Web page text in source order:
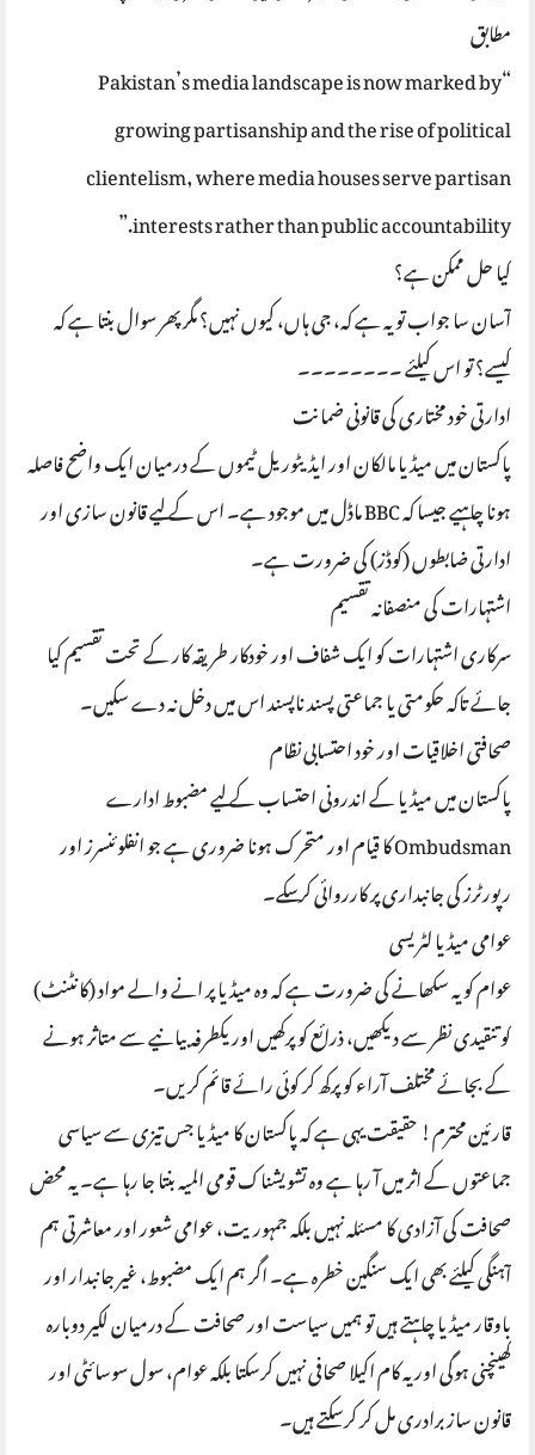
مطابق
“Pakistan’s media landscape is now marked by
growing partisanship and the rise of political
clientelism, where media houses serve partisan
interests rather than public accountability.”
کیا حل ممکن ہے؟
آسان سا جواب تو یہ ہے کہ، جی ہاں، کیوں نہیں؟ مگر پھر سوال بنتا ہے کہ
کیسے؟ تو اس کیلئے ۔۔۔۔۔۔۔۔
ادارتی خود مختاری کی قانونی ضمانت
پاکستان میں میڈیا مالکان اور ایڈیٹوریل ٹیموں کے درمیان ایک واضح فاصلہ
ہونا چاہیے جیسا کہ BBC ماڈل میں موجود ہے۔ اس کے لیے قانون سازی اور
ادارتی ضابطوں (کوڈز) کی ضرورت ہے۔
اشتہارات کی منصفانہ تقسیم
سرکاری اشتہارات کو ایک شفاف اور خودکار طریقہ کار کے تحت تقسیم کیا
جائے تاکہ حکومتی یا جماعتی پسند ناپسند اس میں دخل نہ دے سکیں۔
صحافتی اخلاقیات اور خود احتسابی نظام
پاکستان میں میڈیا کے اندرونی احتساب کے لیے مضبوط ادارے
Ombudsman کا قیام اور متحرک ہونا ضروری ہے جو انفلوئنسرز اور
رپورٹرز کی جانبداری پر کارروائی کرسکے۔
عوامی میڈیا لٹریسی
عوام کو یہ سکھانے کی ضرورت ہے کہ وہ میڈیا پر انے والے مواد (کانٹنٹ)
کو تنقیدی نظر سے دیکھیں، ذرائع کو پرکھیں اور یکطرفہ بیانیے سے متاثر ہونے
کے بجائے مختلف آراء کو پرکھ کر کوئی رائے قائم کریں۔
قارئین محترم! حقیقت یہی ہے کہ پاکستان کا میڈیا جس تیزی سے سیاسی
جماعتوں کے اثر میں آ رہا ہے وہ تشویشناک قومی المیہ بنتا جا رہا ہے۔ یہ محض
صحافت کی آزادی کا مسئلہ نہیں بلکہ جمہوریت، عوامی شعور اور معاشرتی ہم
آہنگی کیلئے بھی ایک سنگین خطرہ ہے۔ اگر ہم ایک مضبوط، غیر جانبدار اور
باوقار میڈیا چاہتے ہیں تو ہمیں سیاست اور صحافت کے درمیان لکیر دوبارہ
کھینچنی ہوگی اور یہ کام اکیلا صحافی نہیں کرسکتا بلکہ عوام، سول سوسائٹی اور
قانون ساز برادری مل کر کرسکتے ہیں۔